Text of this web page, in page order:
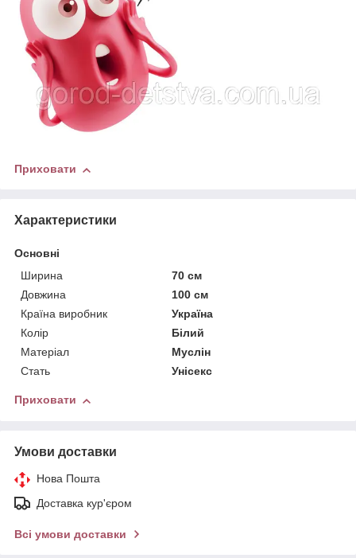
Приховати
Характеристики
Основні
Ширина
70 см
Довжина
100 см
Країна виробник
Україна
Колір
Білий
Матеріал
Муслін
Стать
Унісекс
Приховати
Умови доставки
Нова Пошта
Доставка кур'єром
Всі умови доставки